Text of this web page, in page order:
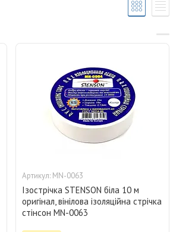
MN-0063
Ізострічка STENSON біла 10 м
оригінал, вінілова ізоляційна стрічка
стінсон MN-0063